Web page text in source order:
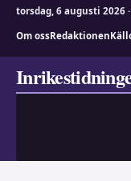
torsdag, 6 augusti 2026 ·
Om ossRedaktionen